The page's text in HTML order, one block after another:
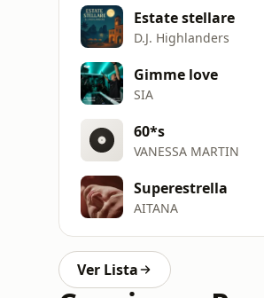
Estate stellare
D.J. Highlanders
Gimme love
SIA
60*s
VANESSA MARTIN
Superestrella
AITANA
Ver Lista